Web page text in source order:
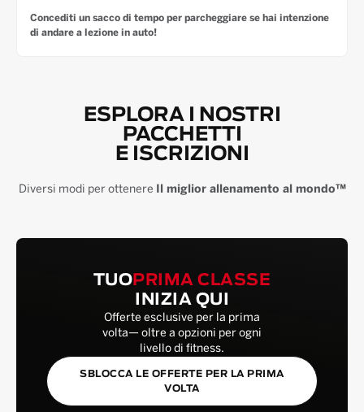
Concediti un sacco di tempo per parcheggiare se hai intenzione
di andare a lezione in auto!
ESPLORA I NOSTRI
PACCHETTI
E ISCRIZIONI
Diversi modi per ottenere Il miglior allenamento al mondo™
TUO PRIMA CLASSE
INIZIA QUI
Offerte esclusive per la prima
volta— oltre a opzioni per ogni
livello di fitness.
SBLOCCA LE OFFERTE PER LA PRIMA
VOLTA